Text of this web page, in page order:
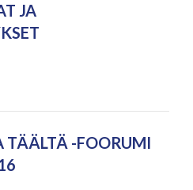
JA
TÄÄLTÄ -FOORUMI